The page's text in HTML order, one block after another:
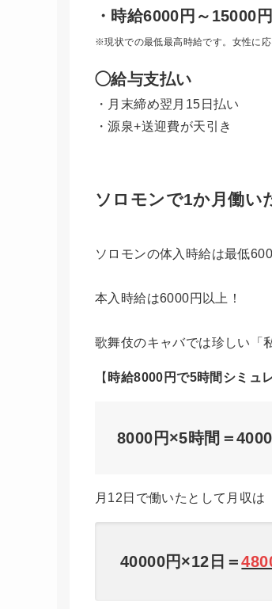
・時給6000円～15000
※現状での最低最高時給です。女性に応
◯給与支払い
・月末締め翌月15日払い
・源泉+送迎費が天引き
ソロモンで1か月働い
ソロモンの体入時給は最低
本入時給は6000円以上！
歌舞伎のキャバでは珍しい「
【 時給8000円で5時間シミュ
8000円×5時間＝
月12日で働いたとして月収は
40000円×12日＝